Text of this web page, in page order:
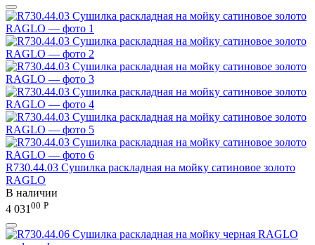
R730.44.03 Сушилка раскладная на мойку сатиновое золото
RAGLO
В наличии
4 031 00 Р